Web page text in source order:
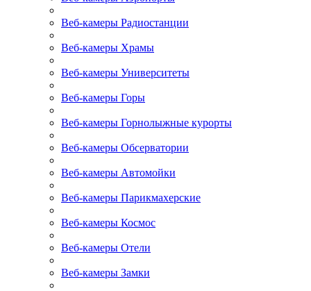
Веб-камеры Радиостанции
Веб-камеры Храмы
Веб-камеры Университеты
Веб-камеры Горы
Веб-камеры Горнолыжные курорты
Веб-камеры Обсерватории
Веб-камеры Автомойки
Веб-камеры Парикмахерские
Веб-камеры Космос
Веб-камеры Отели
Веб-камеры Замки